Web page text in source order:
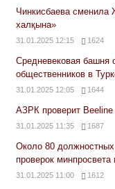
Чинкисбаева сменила
халқына»
31.01.2025 12:15 1624
Средневековая башня
общественников в
31.01.2025 12:05 1644
АЗРК проверит
31.01.2025 11:35 1687
Около 80 должностных
проверок минпросвета
31.01.2025 11:00 1612